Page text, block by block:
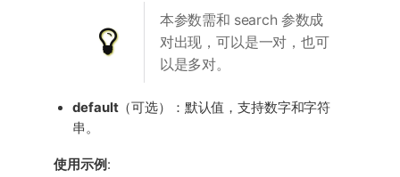
本参数需和 search 参数成
对出现，可以是一对，也可
以是多对。
default（可选）：默认值，支持数字和字符
串。
使用示例 :